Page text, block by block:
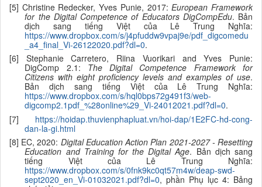
[5] Christine Redecker, Yves Punie, 2017:European Framework
for the Digital Competence of Educators DigCompEdu. Bản
dịch sang tiếng Việt của Lê Trung Nghĩa:
https://www.dropbox.com/s/j4pfuddw9vpaj9e/pdf_digcomedu
_a4_final_Vi-26122020.pdf?dl=0.
[6] Stephanie Carretero, Riina Vuorikari and Yves Punie:
DigComp 2.1: The Digital Competence Framework for
Citizens with eight proficiency levels and examples of use.
Bản dịch sang tiếng Việt của Lê Trung Nghĩa:
https://www.dropbox.com/s/hql0bps72g491f3/web-
digcomp2.1pdf_%28online%29_Vi-24012021.pdf?dl=0.
[7] https://hoidap.thuvienphapluat.vn/hoi-dap/1E2FC-hd-cong-
dan-la-gi.html
[8] EC, 2020: Digital Education Action Plan 2021-2027 - Resetting
Education and Training for the Digital Age. Bản dịch sang
tiếng Việt của Lê Trung Nghĩa:
https://www.dropbox.com/s/0fnk9kc0qt57m4w/deap-swd-
sept2020_en_Vi-01032021.pdf?dl=0, phần Phụ lục 4: Bảng